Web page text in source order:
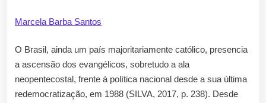
Marcela Barba Santos
O Brasil, ainda um país majoritariamente católico, presencia
a ascensão dos evangélicos, sobretudo a ala
neopentecostal, frente à política nacional desde a sua última
redemocratização, em 1988 (SILVA, 2017, p. 238). Desde